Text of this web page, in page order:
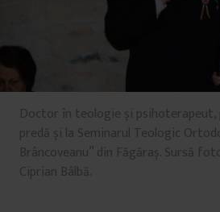
Doctor în teologie și psihoterapeut,
predă și la Seminarul Teologic
Brâncoveanu” din Făgăraș. Sursă
Ciprian Bâlbă.